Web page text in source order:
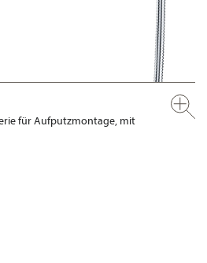
für Aufputzmontage, mit